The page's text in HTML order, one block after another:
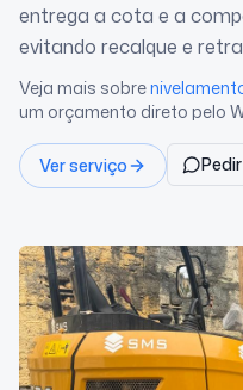
entrega a cota e a
evitando recalque e
Veja mais sobre
um orçamento direto pelo
Ver serviço